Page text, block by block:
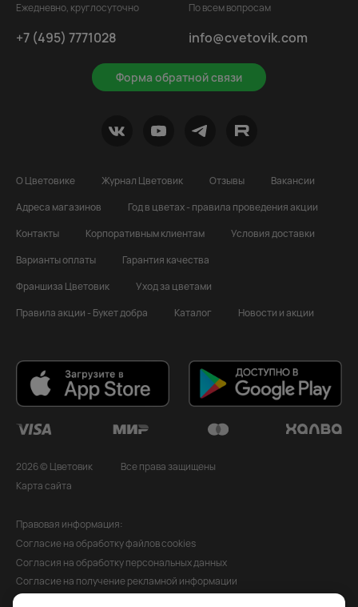
Ежедневно, круглосуточно
+7 (495) 7771028
Форма обратной связи
По всем вопросам
info@cvetovik.com
О Цветовике Журнал Цветовик Отзывы
Вакансии
Адреса магазинов
Год в цветах - правила проведения акции
Контакты
Корпоративным клиентам
Условия доставки
Варианты оплаты
Гарантия качества
Франшиза Цветовик
Уход за цветами
Правила акции - Букет добра
Каталог Новости и акции
2026 © Цветовик
Все права защищены
Карта сайта
Правовая информация:
Согласие на обработку файлов cookies
Согласия на обработку персональных данных
Согласие на получение рекламной информации
Политика обработки персональных данных